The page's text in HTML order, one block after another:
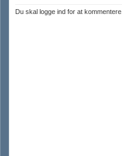
Du skal logge ind for at kommentere.